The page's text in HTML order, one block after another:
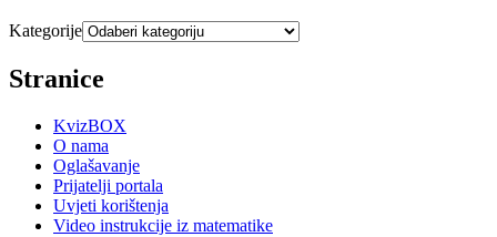
Kategorije
Stranice
KvizBOX
O nama
Oglašavanje
Prijatelji portala
Uvjeti korištenja
Video instrukcije iz matematike